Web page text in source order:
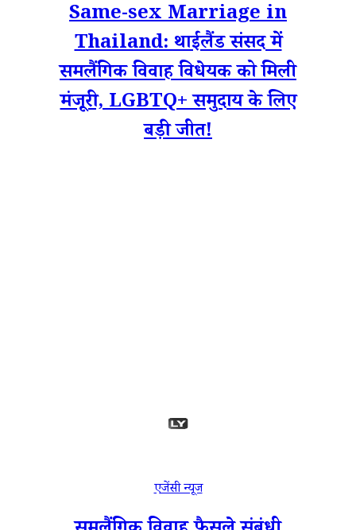
Same-sex Marriage in
Thailand: थाईलैंड संसद में
समलैंगिक विवाह विधेयक को मिली
मंजूरी, LGBTQ+ समुदाय के लिए
बड़ी जीत!
एजेंसी न्यूज